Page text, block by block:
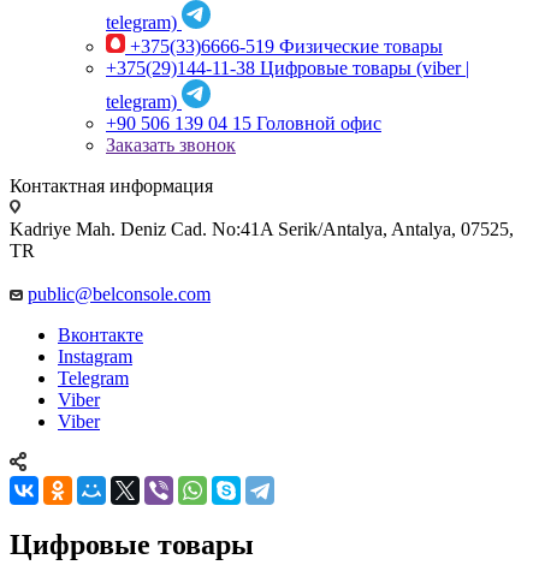
telegram)
+375(33)6666-519 Физические товары
+375(29)144-11-38 Цифровые товары (viber |
telegram)
+90 506 139 04 15 Головной офис
Заказать звонок
Контактная информация
Kadriye Mah. Deniz Cad. No:41A Serik/Antalya, Antalya, 07525,
TR
public@belconsole.com
Вконтакте
Instagram
Telegram
Viber
Viber
Цифровые товары